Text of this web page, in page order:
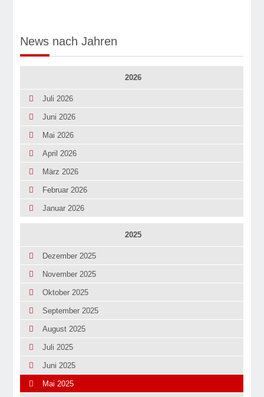
News nach Jahren
2026
Juli 2026
Juni 2026
Mai 2026
April 2026
März 2026
Februar 2026
Januar 2026
2025
Dezember 2025
November 2025
Oktober 2025
September 2025
August 2025
Juli 2025
Juni 2025
Mai 2025